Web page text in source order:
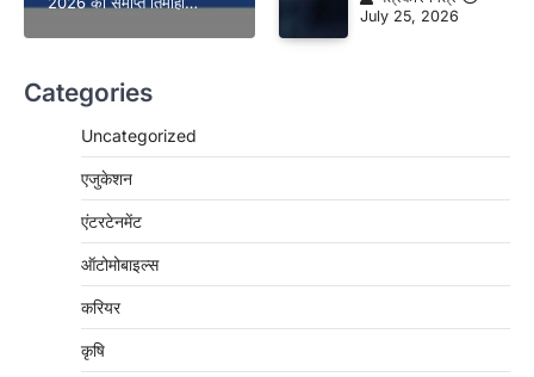
July 25, 2026
Categories
Uncategorized
एजुकेशन
एंटरटेनमेंट
ऑटोमोबाइल्स
करियर
कृषि